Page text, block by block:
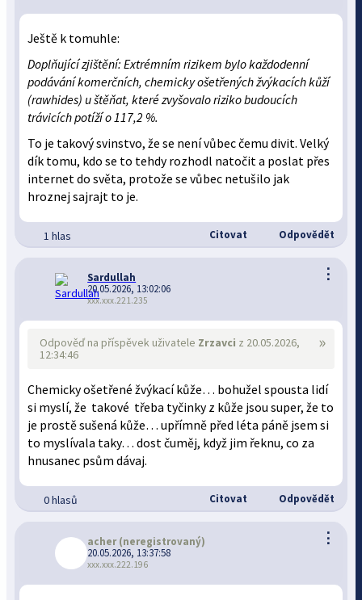
Ještě k tomuhle:
Doplňující zjištění: Extrémním rizikem bylo každodenní
podávání komerčních, chemicky ošetřených žvýkacích kůží
(rawhides) u štěňat, které zvyšovalo riziko budoucích
trávicích potíží o 117,2 %.
To je takový svinstvo, že se není vůbec čemu divit. Velký
dík tomu, kdo se to tehdy rozhodl natočit a poslat přes
internet do světa, protože se vůbec netušilo jak
hroznej sajrajt to je.
1 hlas Citovat Odpovědět
⋮
Sardullah
20.05.2026, 13:02:06
xxx.xxx.221.235
»
Odpověď na příspěvek uživatele Zrzavci z 20.05.2026,
12:34:46
Chemicky ošetřené žvýkací kůže… bohužel spousta lidí
si myslí, že takové třeba tyčinky z kůže jsou super, že to
je prostě sušená kůže… upřímně před léta páně jsem si
to myslívala taky… dost čuměj, když jim řeknu, co za
hnusanec psům dávaj.
0 hlasů Citovat Odpovědět
⋮
acher(neregistrovaný)
20.05.2026, 13:37:58
xxx.xxx.222.196